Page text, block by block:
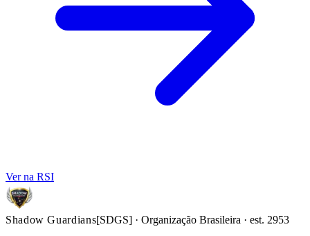
Ver na RSI
Shadow Guardians[SDGS] · Organização Brasileira · est. 2953